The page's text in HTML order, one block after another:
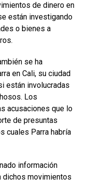
de dinero en
están investigando
o bienes a
se ha
en Cali, su ciudad
están involucradas
Los
acusaciones que lo
de presuntas
cuales Parra habría
información
dichos movimientos